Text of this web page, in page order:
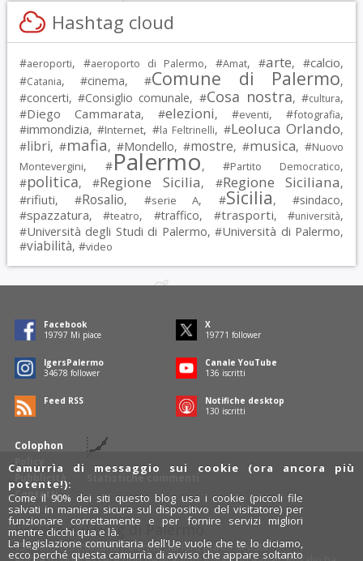
Hashtag cloud
#aeroporti, #aeroporto di Palermo, #Amat, #arte, #calcio,
#Catania, #cinema, #Comune di Palermo,
#concerti, #Consiglio comunale, #Cosa nostra, #cultura,
#Diego Cammarata, #elezioni, #eventi, #fotografia,
#immondizia, #Internet, #la Feltrinelli, #Leoluca Orlando,
#libri, #mafia, #Mondello, #mostre, #musica, #Nuovo
Montevergini, #Palermo, #Partito Democratico,
#politica, #Regione Sicilia, #Regione Siciliana,
#rifiuti, #Rosalio, #serie A, #Sicilia, #sindaco,
#spazzatura, #teatro, #traffico, #trasporti, #università,
#Università degli Studi di Palermo, #Università di Palermo,
#viabilità, #video
Colophon
Policy
Pubblicità
Contatti
Statistiche commenti
Facebook
19797 Mi piace
X
19771 follower
IgersPalermo
34678 follower
Canale YouTube
136 iscritti
Feed RSS
Notifiche desktop
130 iscritti
Rosalio è il blog di Palermo
754 autoriraccontano Palermo dal loro punto di vista.
Camurrìa di messaggio sui cookie (ora ancora più
potente!):
Come il 90% dei siti questo blog usa i cookie (piccoli file
salvati in maniera sicura sul dispositivo del visitatore) per
funzionare correttamente e per fornire servizi migliori
mentre clicchi qua e là.
La legislazione comunitaria dell'Ue vuole che te lo diciamo,
ecco perché questa camurrìa di avviso che appare soltanto